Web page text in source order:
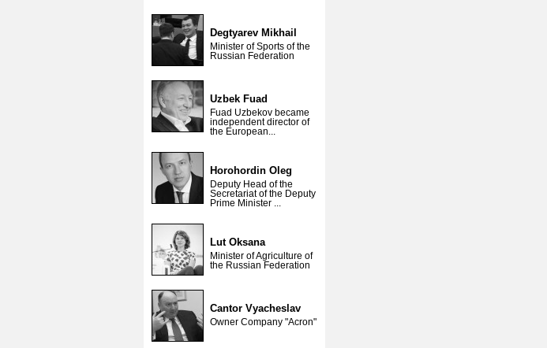
Degtyarev Mikhail
Minister of Sports of the
Russian Federation
Uzbek Fuad
Fuad Uzbekov became
independent director of
the European...
Horohordin Oleg
Deputy Head of the
Secretariat of the Deputy
Prime Minister ...
Lut Oksana
Minister of Agriculture of
the Russian Federation
Cantor Vyacheslav
Owner Company "Acron"